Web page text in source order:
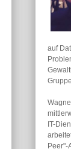
auf
IT-
Peer"-